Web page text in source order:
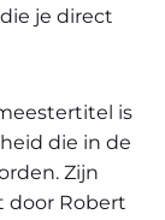
je direct
is
die in de
Zijn
door Robert